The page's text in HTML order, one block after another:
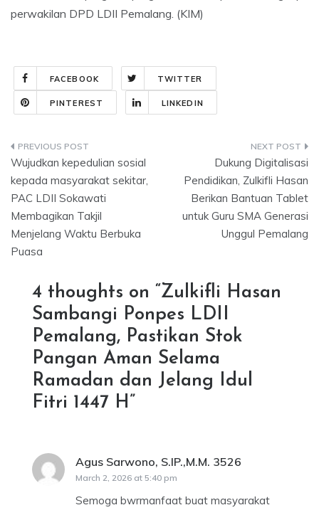
perwakilan DPD LDII Pemalang. (KIM)
FACEBOOK TWITTER
PINTEREST LINKEDIN
Post
navigation
Wujudkan kepedulian sosial
kepada masyarakat sekitar,
PAC LDII Sokawati
Membagikan Takjil
Menjelang Waktu Berbuka
Puasa
Dukung Digitalisasi
Pendidikan, Zulkifli Hasan
Berikan Bantuan Tablet
untuk Guru SMA Generasi
Unggul Pemalang
4 thoughts on “Zulkifli Hasan
Sambangi Ponpes LDII
Pemalang, Pastikan Stok
Pangan Aman Selama
Ramadan dan Jelang Idul
Fitri 1447 H”
Agus Sarwono, S.IP.,M.M. 3526
March 2, 2026 at 5:40 pm
Semoga bwrmanfaat buat masyarakat